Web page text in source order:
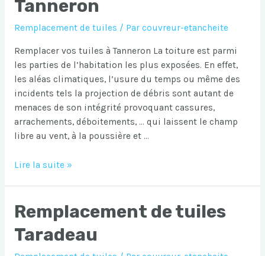
Tanneron
Remplacement de tuiles / Par couvreur-etancheite
Remplacer vos tuiles à Tanneron La toiture est parmi
les parties de l’habitation les plus exposées. En effet,
les aléas climatiques, l’usure du temps ou même des
incidents tels la projection de débris sont autant de
menaces de son intégrité provoquant cassures,
arrachements, déboitements, … qui laissent le champ
libre au vent, à la poussière et …
Remplacement
Tanneron
Lire la suite »
Remplacement de tuiles
Taradeau